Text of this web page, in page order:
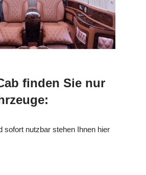
finden Sie nur
sofort nutzbar stehen Ihnen hier